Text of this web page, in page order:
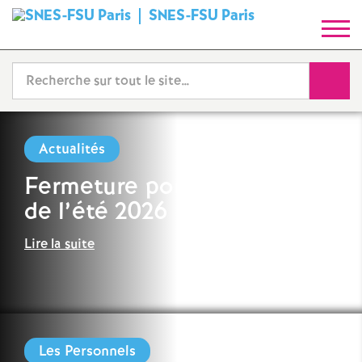
SNES-FSU ParisS
y
n
t
Actualités
Fermeture pour les vacances
de l’été 2026
Lire la suite
Les Personnels